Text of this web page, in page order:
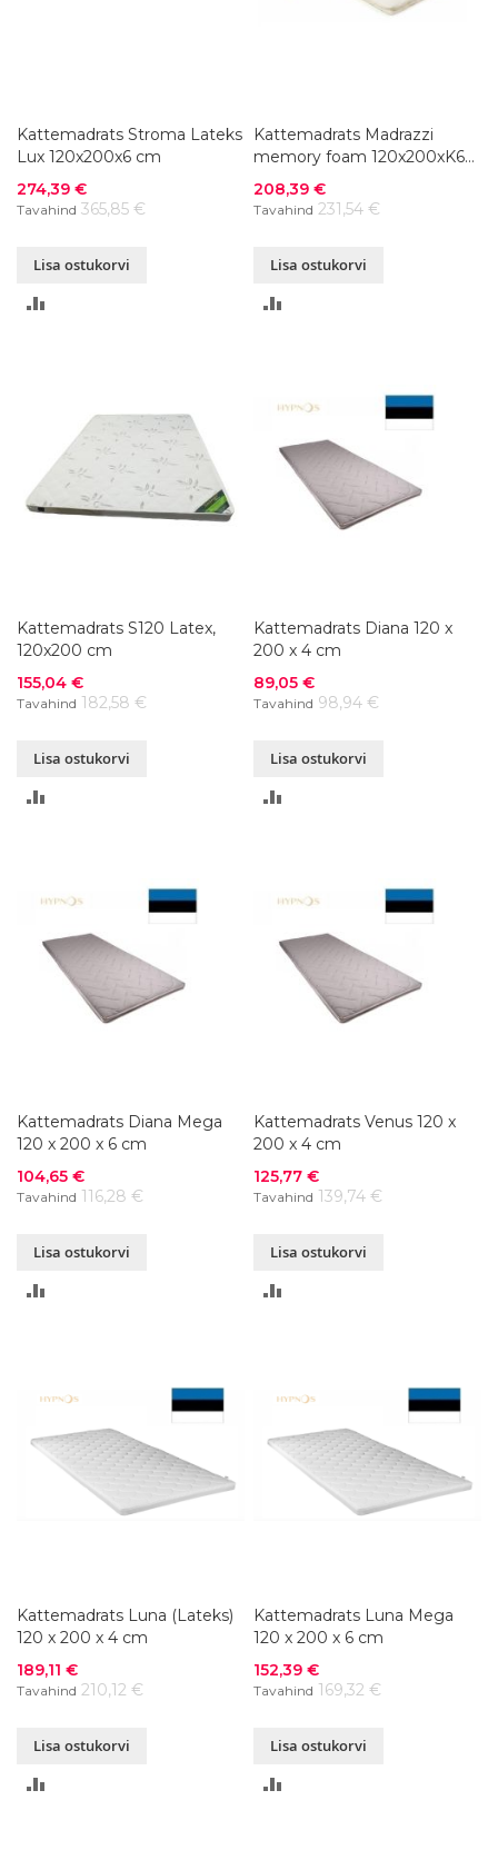
Kattemadrats Stroma Lateks
Lux 120x200x6 cm
Soodushind
274,39 €
Tavahind 365,85 €
Lisa ostukorvi
Kattemadrats Madrazzi
memory foam 120x200xK6
cm
Soodushind
208,39 €
Tavahind 231,54 €
Lisa ostukorvi
Kattemadrats S120 Latex,
120x200 cm
Soodushind
155,04 €
Tavahind 182,58 €
Lisa ostukorvi
Kattemadrats Diana 120 x
200 x 4 cm
Soodushind
89,05 €
Tavahind 98,94 €
Lisa ostukorvi
Kattemadrats Diana Mega
120 x 200 x 6 cm
Soodushind
104,65 €
Tavahind 116,28 €
Lisa ostukorvi
Kattemadrats Venus 120 x
200 x 4 cm
Soodushind
125,77 €
Tavahind 139,74 €
Lisa ostukorvi
Kattemadrats Luna (Lateks)
120 x 200 x 4 cm
Soodushind
189,11 €
Tavahind 210,12 €
Lisa ostukorvi
Kattemadrats Luna Mega
120 x 200 x 6 cm
Soodushind
152,39 €
Tavahind 169,32 €
Lisa ostukorvi